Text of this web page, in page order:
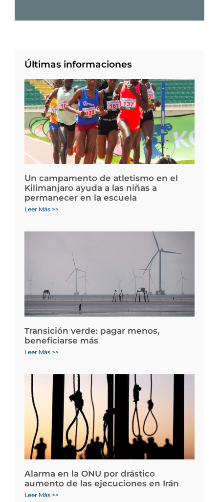
Últimas informaciones
Un campamento de atletismo en el
Kilimanjaro ayuda a las niñas a
permanecer en la escuela
Leer Más >>
Transición verde: pagar menos,
beneficiarse más
Leer Más >>
Alarma en la ONU por drástico
aumento de las ejecuciones en Irán
Leer Más >>